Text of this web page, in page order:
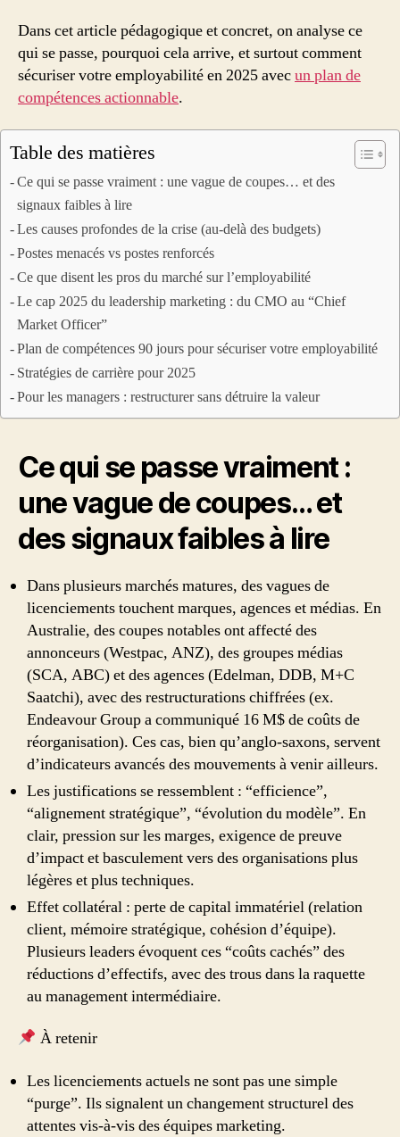
et
les
compétences
Dans cet article pédagogique et concret, on analyse ce
qui se passe, pourquoi cela arrive, et surtout comment
sécuriser votre employabilité en 2025 avecun plan de
compétences actionnable.
Table des matières
Ce qui se passe vraiment : une vague de coupes… et des
signaux faibles à lire
Les causes profondes de la crise (au-delà des budgets)
Postes menacés vs postes renforcés
Ce que disent les pros du marché sur l’employabilité
Le cap 2025 du leadership marketing : du CMO au “Chief
Market Officer”
Plan de compétences 90 jours pour sécuriser votre employabilité
Stratégies de carrière pour 2025
Pour les managers : restructurer sans détruire la valeur
Ce qui se passe vraiment :
une vague de coupes… et
des signaux faibles à lire
Dans plusieurs marchés matures, des vagues de
licenciements touchent marques, agences et médias. En
Australie, des coupes notables ont affecté des
annonceurs (Westpac, ANZ), des groupes médias
(SCA, ABC) et des agences (Edelman, DDB, M+C
Saatchi), avec des restructurations chiffrées (ex.
Endeavour Group a communiqué 16 M$ de coûts de
réorganisation). Ces cas, bien qu’anglo-saxons, servent
d’indicateurs avancés des mouvements à venir ailleurs.
Les justifications se ressemblent : “efficience”,
“alignement stratégique”, “évolution du modèle”. En
clair, pression sur les marges, exigence de preuve
d’impact et basculement vers des organisations plus
légères et plus techniques.
Effet collatéral : perte de capital immatériel (relation
client, mémoire stratégique, cohésion d’équipe).
Plusieurs leaders évoquent ces “coûts cachés” des
réductions d’effectifs, avec des trous dans la raquette
au management intermédiaire.
À retenir
Les licenciements actuels ne sont pas une simple
“purge”. Ils signalent un changement structurel des
attentes vis-à-vis des équipes marketing.